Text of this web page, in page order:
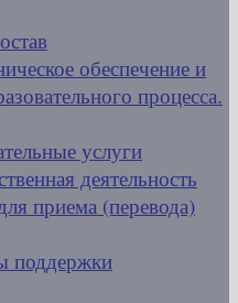
обеспечение и
процесса.
услуги
деятельность
приема (перевода)
поддержки